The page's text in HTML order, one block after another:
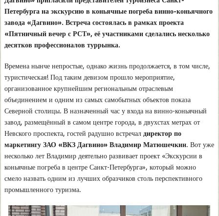
Петербурга на экскурсию в коньячные погреба винно-коньячного
завода «Дагвино». Встреча состоялась в рамках проекта
«Пятничный вечер с РСТ», её участниками сделались несколько
десятков профессионалов туррынка.
Времена нынче непростые, однако жизнь продолжается, в том числе,
туристическая! Под таким девизом прошло мероприятие,
организованное крупнейшим региональным отраслевым
объединением и одним из самых самобытных объектов показа
Северной столицы. В назначенный час у входа на винно-коньячный
завод, размещённый в самом центре города, в двухстах метрах от
Невского проспекта, гостей радушно встречал директор по
маркетингу ЗАО «ВКЗ Дагвино» Владимир Матюшечкин. Вот уже
несколько лет Владимир деятельно развивает проект «Экскурсии в
коньячные погреба в центре Санкт-Петербурга», который можно
смело назвать одним из лучших образчиков столь перспективного
промышленного туризма.